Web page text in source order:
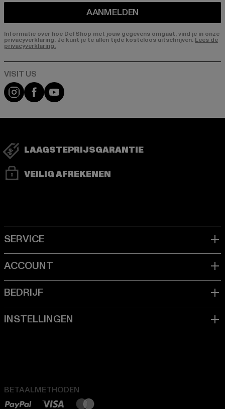
AANMELDEN
Informatie over hoe DefShop met jouw gegevens omgaat, vind je in onze
privacyverklaring. Je kunt je te allen tijde kosteloos uitschrijven. Lees de
privacyverklaring.
Visit our Instagram page:
Visit our Facebook page:
Visit our YouTube channel:
LAAGSTEPRIJSGARANTIE
VEILIG AFREKENEN
BETAALMETHODEN